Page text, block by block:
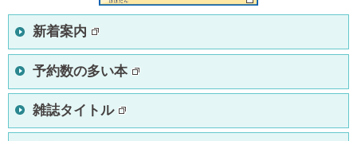
新着案内
予約数の多い本
雑誌タイトル